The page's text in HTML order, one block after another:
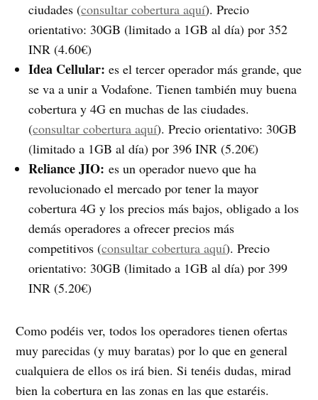
ciudades (consultar cobertura aquí). Precio
orientativo: 30GB (limitado a 1GB al día) por 352
INR (4.60€)
Idea Cellular: es el tercer operador más grande, que
se va a unir a Vodafone. Tienen también muy buena
cobertura y 4G en muchas de las ciudades.
(consultar cobertura aquí). Precio orientativo: 30GB
(limitado a 1GB al día) por 396 INR (5.20€)
Reliance JIO: es un operador nuevo que ha
revolucionado el mercado por tener la mayor
cobertura 4G y los precios más bajos, obligado a los
demás operadores a ofrecer precios más
competitivos (consultar cobertura aquí). Precio
orientativo: 30GB (limitado a 1GB al día) por 399
INR (5.20€)
Como podéis ver, todos los operadores tienen ofertas
muy parecidas (y muy baratas) por lo que en general
cualquiera de ellos os irá bien. Si tenéis dudas, mirad
bien la cobertura en las zonas en las que estaréis.